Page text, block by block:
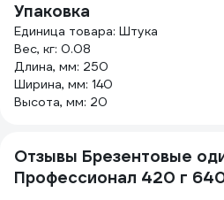
Упаковка
Единица товара: Штука
Вес, кг: 0.08
Длина, мм: 250
Ширина, мм: 140
Высота, мм: 20
Отзывы Брезентовые
Профессионал 420 г